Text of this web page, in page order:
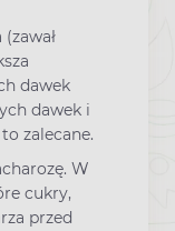
dawek
dawek i
zalecane.
W
cukry,
przed